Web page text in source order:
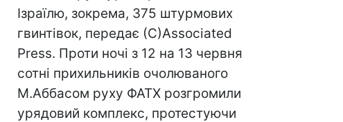
Ізраїлю, зокрема, 375 штурмових
гвинтівок, передає (С)Associated
Press. Проти ночі з 12 на 13 червня
сотні прихильників очолюваного
М.Аббасом руху ФАТХ розгромили
урядовий комплекс, протестуючи